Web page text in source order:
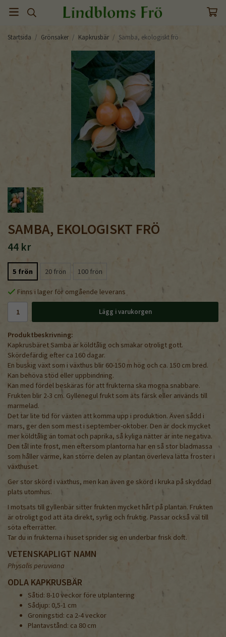
Startsida / Grönsaker / Kapkrusbär / Samba, ekologiskt frö
SAMBA, EKOLOGISKT FRÖ
44 kr
5 frön 20 frön 100 frön
Finns i lager för omgående leverans
Lägg i varukorgen
Produktbeskrivning:
Kapkrusbäret Samba är köldtålig och smakar otroligt gott.
Skördefärdig efter ca 160 dagar.
En buskig växt som i växthus blir 60-150 m hög och ca. 150 cm bred.
Kan behöva stöd eller uppbindning.
Kan med fördel beskäras för att frukterna ska mogna snabbare.
Frukten blir 2-3 cm. Gyllenegul frukt som äts färsk eller används till
marmelad.
Det tar lite tid för växten att komma upp i produktion. Även sådd i
mars, ger den som mest i september-oktober. Den är dock mycket
mer köldtålig än tomat och paprika, så kyliga nätter är inte negativa.
Den tål inte frost, men eftersom plantorna har en så stor bladmassa
som håller värme, kan större delen av plantan överleva lätta froster i
växthuset.
Ger stor skörd i växthus, men kan även ge skörd i kruka på skyddad
plats utomhus.
I motsats till gyllenbär sitter frukten mycket hårt på plantan. Frukten
är otroligt god att äta direkt, syrlig och fruktig. Passar också väl till
söta efterrätter.
Tar du in frukterna i huset sprider sig en underbar frisk doft.
VETENSKAPLIGT NAMN
Physalis peruviana
ODLA KAPKRUSBÄR
Såtid: 8-10 veckor före utplantering
Sådjup: 0,5-1 cm
Groningstid: ca 2-4 veckor
Plantavstånd: ca 80 cm